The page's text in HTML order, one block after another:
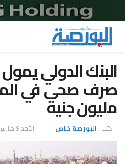
البنك الدولي
مليون جنيه
كتب : البورصة خاص الأحد 9 مارس 2025